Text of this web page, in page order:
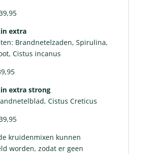
extra
Brandnetelzaden, Spirulina,
Cistus incanus
extra strong
Cistus Creticus
kruidenmixen kunnen
worden, zodat er geen